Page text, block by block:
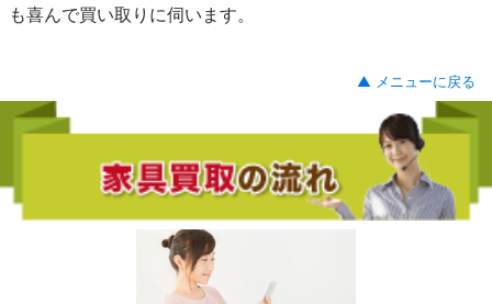
も喜んで買い取りに伺います。
▲ メニューに戻る